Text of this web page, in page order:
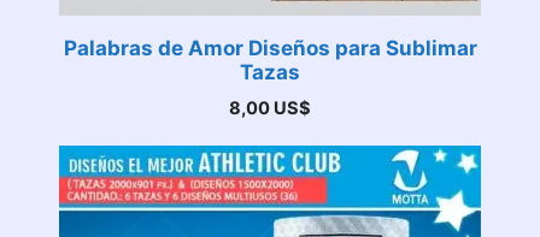
Palabras de Amor Diseños para Sublimar
Tazas
8,00 US$